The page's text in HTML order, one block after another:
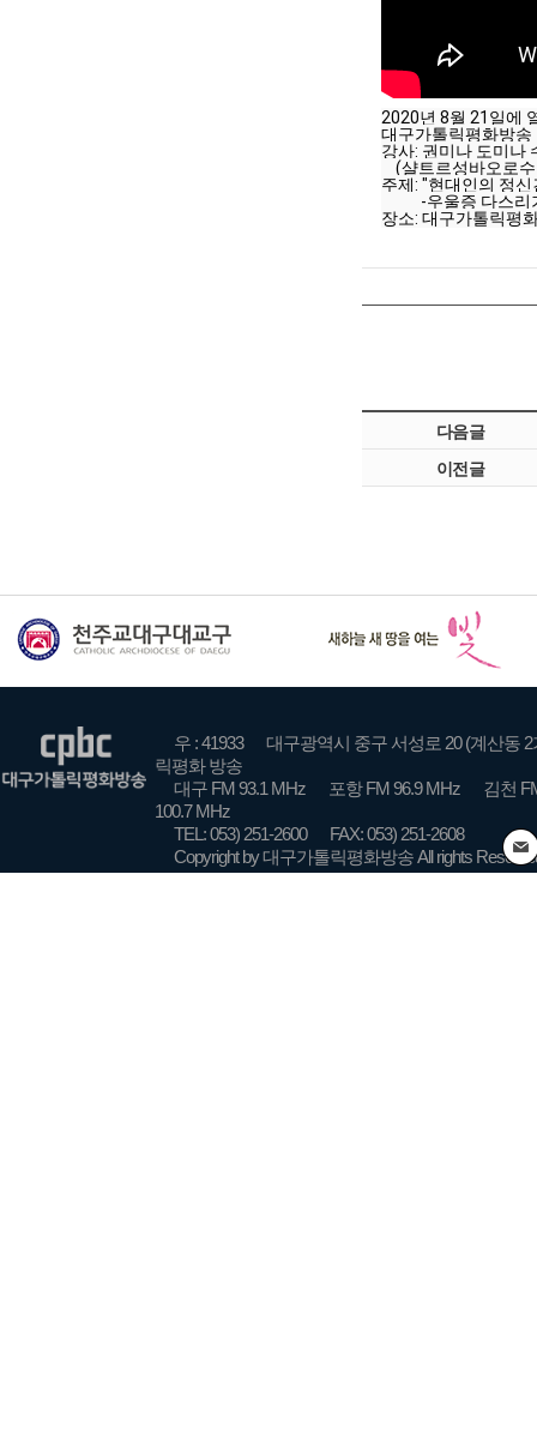
2020년 8월 21일에
대구가톨릭평화방송
강사: 권미나 도미나
(샬트르성바오로
주제: "현대인의 정
-우울증 다스리
장소: 대구가톨릭평
다음글
이전글
우 : 41933
대구광역시 중구 서성로 20 (계산동 2
릭평화 방송
대구 FM 93.1 MHz
포항 FM 96.9 MHz
김천
100.7 MHz
TEL: 053) 251-2600
FAX: 053) 251-2608
Copyright by 대구가톨릭평화방송 All rights